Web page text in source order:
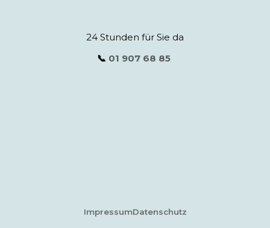
24 Stunden für Sie da
📞 01 907 68 85
ImpressumDatenschutz